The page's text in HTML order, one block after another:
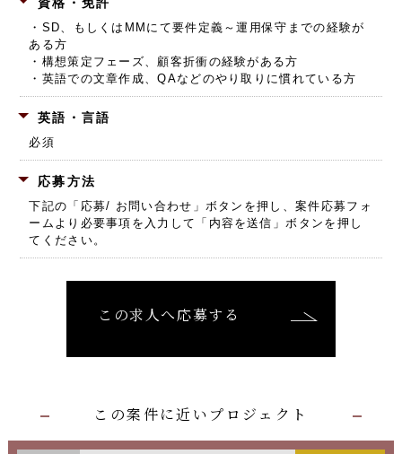
・SD、もしくはMMにて要件定義～運用保守までの経験が
ある方
・構想策定フェーズ、顧客折衝の経験がある方
・英語での文章作成、QAなどのやり取りに慣れている方
英語・言語
必須
応募方法
下記の「応募/ お問い合わせ」ボタンを押し、 案件応募フォ
ームより必要事項を入力して「内容を送信」ボタンを押し
てください。
この求人へ応募する
この案件に近いプロジェクト